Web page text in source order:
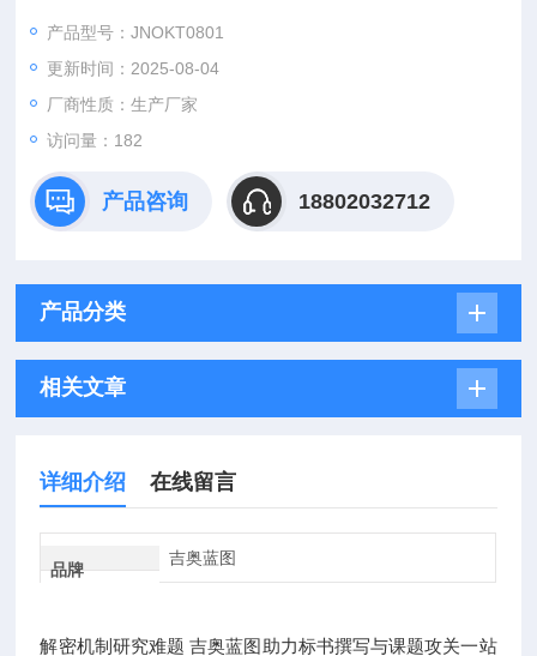
困难、成果转化乏力。吉奥蓝图（JENNIO-LAB）依托全链式科
研平台与十年深耕经验，推出"机制研究课题全周期赋能计划"，
为科研工作者提供从理论创新到数据落地的完整解决方案。
产品型号：JNOKT0801
更新时间：2025-08-04
厂商性质：生产厂家
访问量：182
产品咨询 18802032712
产品分类
相关文章
详细介绍 在线留言
品牌
吉奥蓝图
解密机制研究难题 吉奥蓝图助力标书撰写与课题攻关一站